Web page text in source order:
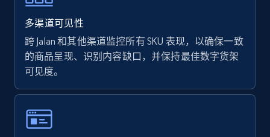
Walmart - products - Find new products by
using specific category URL
URL, Final price, Sku, Currency, Gtin,
Specifications, Image urls, Top reviews, and
more.
多渠道可见性
跨 Jalan 和其他渠道监控所有 SKU 表现，以确保一致
的商品呈现、识别内容缺口，并保持最佳数字货架
可见度。